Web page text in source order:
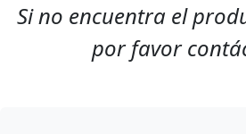
Si no encuentra el
por favor